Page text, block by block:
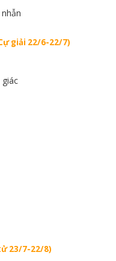
giải 22/6-22/7)
giác
23/7-22/8)